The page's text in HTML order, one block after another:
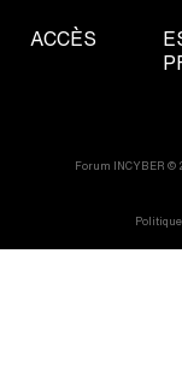
ACCÈS
Forum INCYBER ©